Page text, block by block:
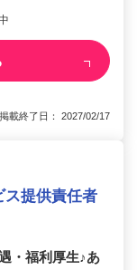
載終了日： 2027/02/17
提供責任者
・福利厚生♪あ